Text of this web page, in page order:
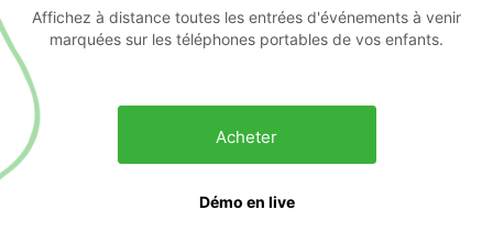
Affichez à distance toutes les entrées d'événements à venir
marquées sur les téléphones portables de vos enfants.
Acheter
Démo en live